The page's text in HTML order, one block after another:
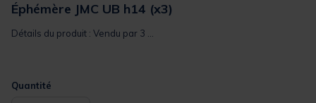
Éphémère JMC UB h14 (x3)
Détails du produit : Vendu par 3 ...
Quantité